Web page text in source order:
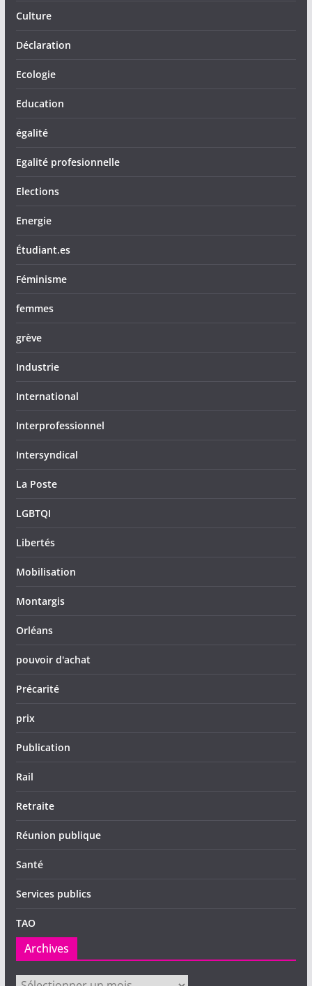
Culture
Déclaration
Ecologie
Education
égalité
Egalité profesionnelle
Elections
Energie
Étudiant.es
Féminisme
femmes
grève
Industrie
International
Interprofessionnel
Intersyndical
La Poste
LGBTQI
Libertés
Mobilisation
Montargis
Orléans
pouvoir d'achat
Précarité
prix
Publication
Rail
Retraite
Réunion publique
Santé
Services publics
TAO
Archives
Archives